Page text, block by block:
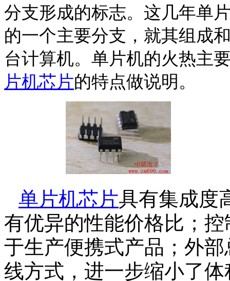
分支形成的标志。这几年单
的一个主要分支，就其组成
台计算机。单片机的火热主
片机芯片的特点做说明。
单片机芯片具有集成度
有优异的性能价格比；
于生产便携式产品；外
线方式，进一步缩小了